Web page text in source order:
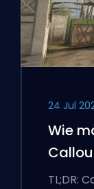
24 Jul
Wie
und
TL;DR: